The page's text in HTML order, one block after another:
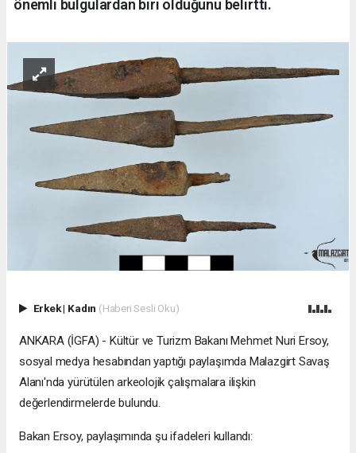
önemli bulgulardan biri olduğunu belirtti.
Erkek| Kadın (Haberi Sesli Oku)
ANKARA (İGFA) - Kültür ve Turizm Bakanı Mehmet Nuri Ersoy,
sosyal medya hesabından yaptığı paylaşımda Malazgirt Savaş
Alanı'nda yürütülen arkeolojik çalışmalara ilişkin
değerlendirmelerde bulundu.
Bakan Ersoy, paylaşımında şu ifadeleri kullandı: